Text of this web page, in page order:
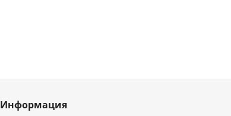
Информация